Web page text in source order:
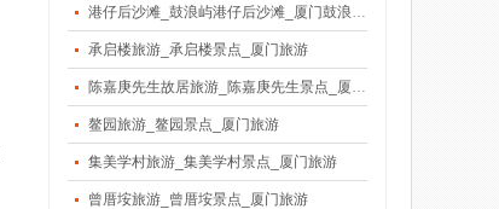
港仔后沙滩_鼓浪屿港仔后沙滩_厦门鼓浪屿旅游景点
承启楼旅游_承启楼景点_厦门旅游
陈嘉庚先生故居旅游_陈嘉庚先生景点_厦门旅游
鳌园旅游_鳌园景点_厦门旅游
集美学村旅游_集美学村景点_厦门旅游
曾厝垵旅游_曾厝垵景点_厦门旅游